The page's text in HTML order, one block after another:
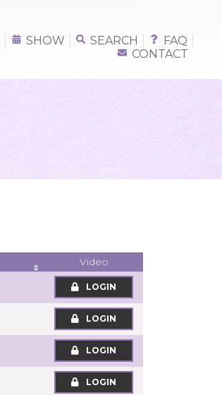
SHOW SEARCH
FAQ
CONTACT
Video
LOGIN
LOGIN
LOGIN
LOGIN